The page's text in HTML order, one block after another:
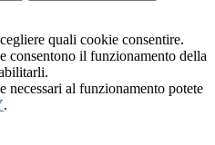
quali cookie consentire.
consentono il funzionamento della
necessari al funzionamento potete
.